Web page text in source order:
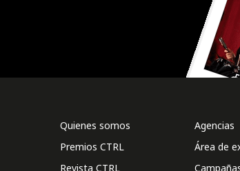
Quienes somos
Premios CTRL
Revista CTRL
Agencias
Área de